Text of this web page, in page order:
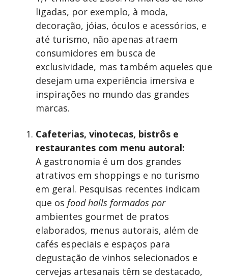
ligadas, por exemplo, à moda,
decoração, jóias, óculos e acessórios, e
até turismo, não apenas atraem
consumidores em busca de
exclusividade, mas também aqueles que
desejam uma experiência imersiva e
inspirações no mundo das grandes
marcas.
Cafeterias, vinotecas, bistrôs e
restaurantes com menu autoral:
A gastronomia é um dos grandes
atrativos em shoppings e no turismo
em geral. Pesquisas recentes indicam
que os food halls formados por
ambientes gourmet de pratos
elaborados, menus autorais, além de
cafés especiais e espaços para
degustação de vinhos selecionados e
cervejas artesanais têm se destacado,